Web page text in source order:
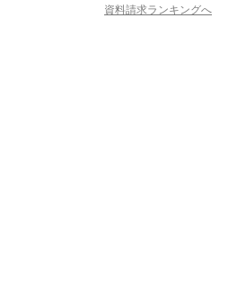
資料請求ランキングへ